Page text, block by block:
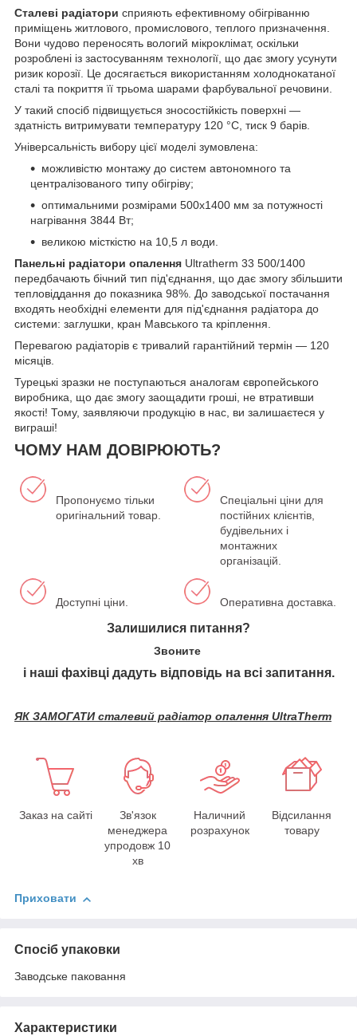
Сталеві радіатори сприяють ефективному обігріванню
приміщень житлового, промислового, теплого призначення.
Вони чудово переносять вологий мікроклімат, оскільки
розроблені із застосуванням технології, що дає змогу усунути
ризик корозії. Це досягається використанням холоднокатаної
сталі та покриття її трьома шарами фарбувальної речовини.
У такий спосіб підвищується зносостійкість поверхні —
здатність витримувати температуру 120 °C, тиск 9 барів.
Універсальність вибору цієї моделі зумовлена:
можливістю монтажу до систем автономного та
централізованого типу обігріву;
оптимальними розмірами 500х1400 мм за потужності
нагрівання 3844 Вт;
великою місткістю на 10,5 л води.
Панельні радіатори опалення Ultratherm 33 500/1400
передбачають бічний тип під'єднання, що дає змогу збільшити
тепловіддання до показника 98%. До заводської постачання
входять необхідні елементи для під'єднання радіатора до
системи: заглушки, кран Мавського та кріплення.
Перевагою радіаторів є тривалий гарантійний термін — 120
місяців.
Турецькі зразки не поступаються аналогам європейського
виробника, що дає змогу заощадити гроші, не втративши
якості! Тому, заявляючи продукцію в нас, ви залишаєтеся у
виграші!
ЧОМУ НАМ ДОВІРЮЮТЬ?
Пропонуємо тільки
оригінальний товар.
Спеціальні ціни для
постійних клієнтів,
будівельних і
монтажних
організацій.
Доступні ціни. Оперативна доставка.
Залишилися питання?
Звоните
і наші фахівці дадуть відповідь на всі запитання.
ЯК ЗАМОГАТИ сталевий радіатор опалення UltraTherm
Заказ на сайті
Зв'язок
менеджера
упродовж 10
хв
Наличний
розрахунок
Відсилання
товару
Приховати
Спосіб упаковки
Заводське паковання
Характеристики